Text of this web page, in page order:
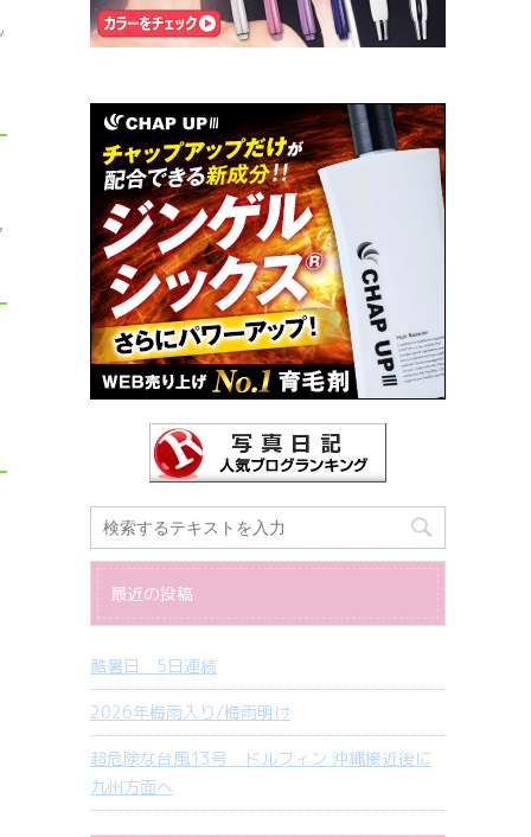
最近の投稿
酷暑日 5日連続
2026年梅雨入り/梅雨明け
超危険な台風13号 ドルフィン 沖縄接近後に
九州方面へ